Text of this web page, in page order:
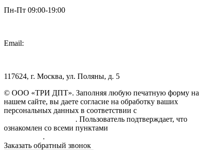
Пн-Пт 09:00-19:00
Email:
117624, г. Москва, ул. Поляны, д. 5
© ООО «ТРИ ДПТ». Заполняя любую печатную форму на
нашем сайте, вы даете согласие на обработку ваших
персональных данных в соответствии с
. Пользователь подтверждает, что
ознакомлен со всеми пунктами
.
Заказать обратный звонок